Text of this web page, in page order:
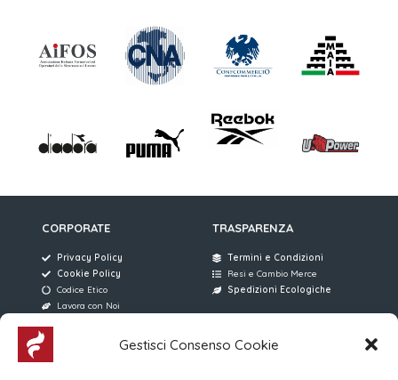
Gestisci Consenso Cookie
CORPORATE
Privacy Policy
Cookie Policy
Codice Etico
Lavora con Noi
TRASPARENZA
Termini e Condizioni
Resi e Cambio Merce
Spedizioni Ecologiche
AREE RISERVATE FERRARI SERVICE